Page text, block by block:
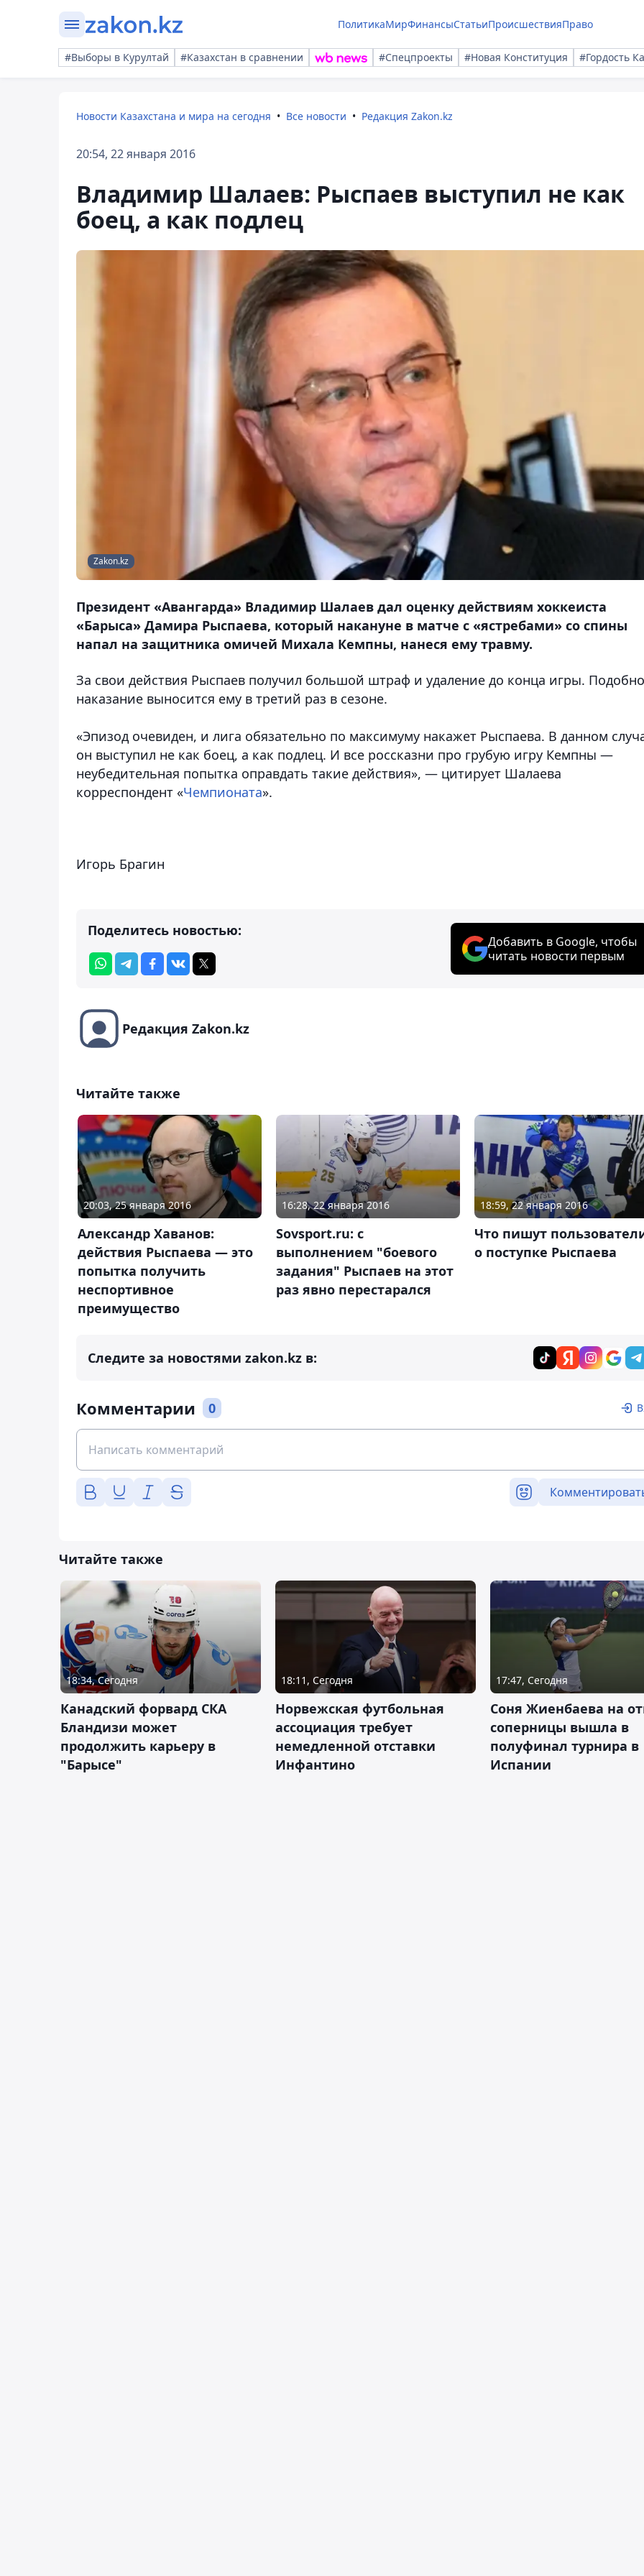
ПолитикаМирФинансыСтатьиПроисшествияПраво
#Выборы в Курултай #Казахстан в сравнении #Спецпроекты #Новая Конституция #Гордость
Новости Казахстана и мира на сегодня Все новости Редакция Zakon.kz
20:54, 22 января 2016
Владимир Шалаев: Рыспаев выступил не как
боец, а как подлец
Zakon.kz
Президент «Авангарда» Владимир Шалаев дал оценку действиям хоккеиста
«Барыса» Дамира Рыспаева, который накануне в матче с «ястребами» со спины
напал на защитника омичей Михала Кемпны, нанеся ему травму.
За свои действия Рыспаев получил большой штраф и удаление до конца игры.
наказание выносится ему в третий раз в сезоне.
«Эпизод очевиден, и лига обязательно по максимуму накажет Рыспаева. В данном
он выступил не как боец, а как подлец. И все россказни про грубую игру Кемпны —
неубедительная попытка оправдать такие действия», — цитирует Шалаева
корреспондент «Чемпионата».
Игорь Брагин
Поделитесь новостью:
Добавить в Google, чтобы
читать новости первым
Редакция Zakon.kz
Читайте также
20:03, 25 января 2016
Александр Хаванов:
действия Рыспаева — это
попытка получить
неспортивное
преимущество
16:28, 22 января 2016
Sovsport.ru: с
выполнением "боевого
задания" Рыспаев на этот
раз явно перестарался
18:59, 22 января 2016
Что пишут
о поступке Рыспаева
Следите за новостями zakon.kz в:
Комментарии 0
Читайте также
18:34, Сегодня
Канадский форвард СКА
Бландизи может
продолжить карьеру в
"Барысе"
18:11, Сегодня
Норвежская футбольная
ассоциация требует
немедленной отставки
Инфантино
17:47, Сегодня
Соня Жиенбаева на
соперницы вышла в
полуфинал турнира в
Испании